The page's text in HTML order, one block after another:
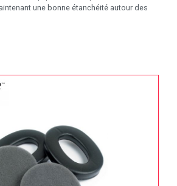
une bonne étanchéité autour des